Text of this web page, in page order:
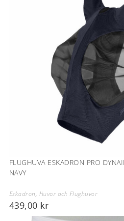
FLUGHUVA ESKADRON PRO
NAVY
Eskadron, Huvor och Flughuvor
439,00 kr